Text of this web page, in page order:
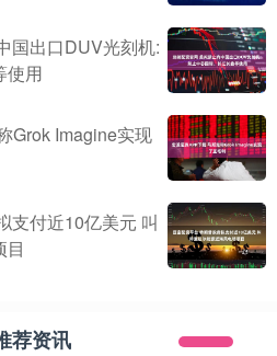
国出口DUV光刻机:
使用
Grok Imagine实现
支付近10亿美元 叫
目
荐资讯